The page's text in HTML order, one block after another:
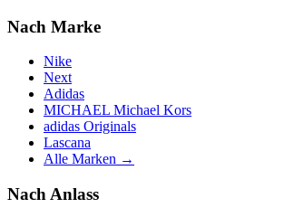
Nach Marke
Nike
Next
Adidas
MICHAEL Michael Kors
adidas Originals
Lascana
Alle Marken →
Nach Anlass